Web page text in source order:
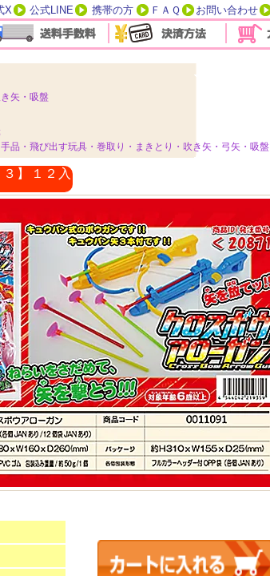
X 公式LINE 携帯の方 ＦＡＱ お問い合わせ
矢・吸盤
品・飛び出す玩具・巻取り・まきとり・吹き矢・弓矢・吸盤
】１２入